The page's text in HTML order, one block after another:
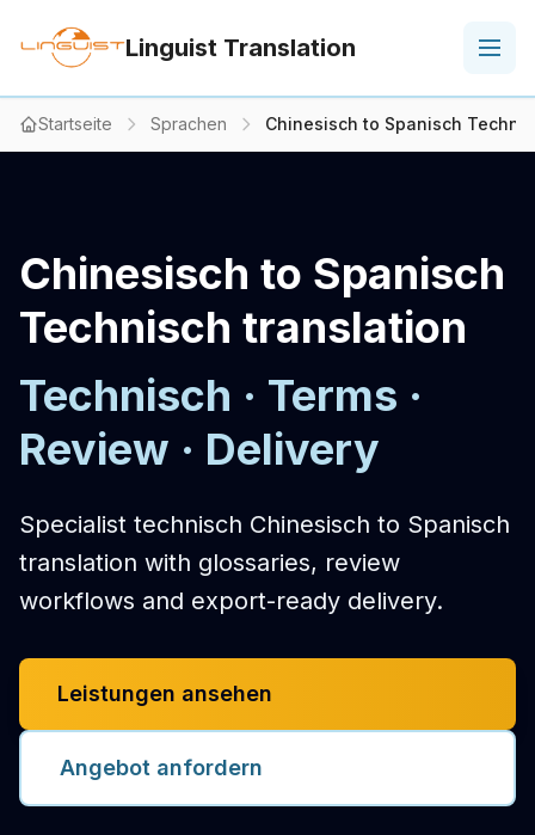
Linguist Translation
Startseite Sprachen Chinesisch to Spanisch
Chinesisch to Spanisch
Technisch translation
Technisch · Terms ·
Review · Delivery
Specialist technisch Chinesisch to Spanisch
translation with glossaries, review
workflows and export-ready delivery.
Leistungen ansehen
Angebot anfordern